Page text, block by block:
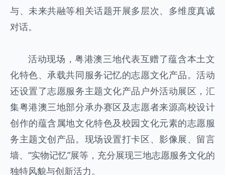
与、未来共融等相关话题开展多层次、多维度真诚
对话。
活动现场，粤港澳三地代表互赠了蕴含本土文
化特色、承载共同服务记忆的志愿文化产品。活动
还设置了志愿服务主题文化产品户外活动展区，汇
集粤港澳三地部分承办赛区及志愿者来源高校设计
创作的蕴含属地文化特色及校园文化元素的志愿服
务主题文创产品。现场设置打卡区、影像展、留言
墙、“实物记忆”展等，充分展现三地志愿服务文化的
独特风貌与创新活力。